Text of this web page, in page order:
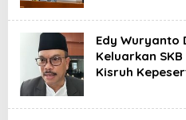
Edy Wuryanto
Keluarkan
Kisruh